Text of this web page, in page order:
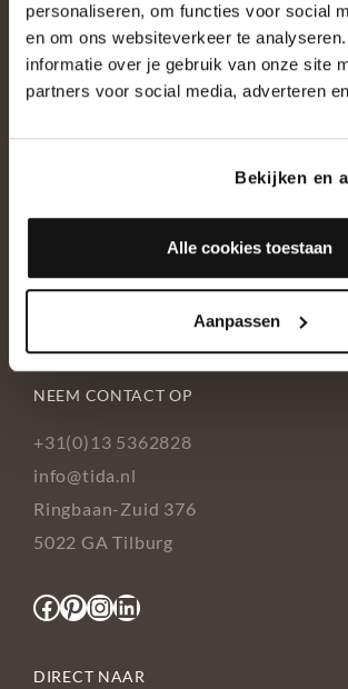
personaliseren, om functies voor social
en om ons websiteverkeer te
informatie over je gebruik van onze site
partners voor social media, adverteren
Bekijken en
Alle cookies toestaan
Aanpassen
OVER ONS
Ons team
NEEM CONTACT OP
+31(0)13 5362828
info@tida.nl
Ringbaan-Zuid 376
5022 GA Tilburg
Facebook
Pinterest
Instagram
LinkedIn
DIRECT NAAR